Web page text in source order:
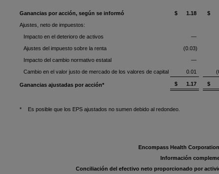
Ganancias por acción, según se informó $ 1.18
$
Ajustes, neto de impuestos:
Impacto en el deterioro de activos
—
Ajustes del impuesto sobre la renta
(0.03)
Impacto del cambio normativo estatal
—
Cambio en el valor justo de mercado de los valores de capital
0.01
Ganancias ajustadas por acción* $ 1.17 $
* Es posible que los EPS ajustados no sumen debido al redondeo.
Encompass Health
Información
Conciliación del efectivo neto proporcionado por